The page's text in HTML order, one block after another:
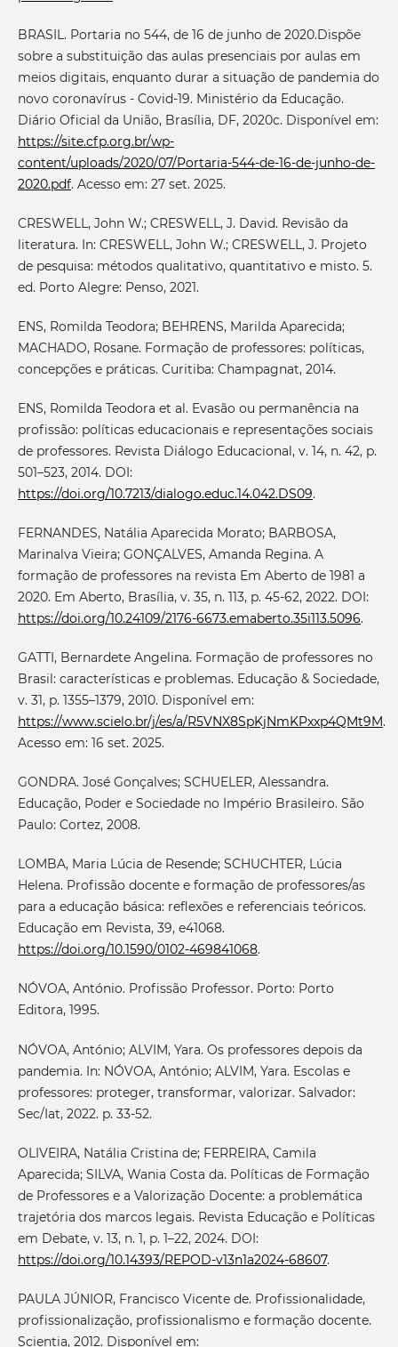
BRASIL. Portaria no 544, de 16 de junho de 2020.Dispõe
sobre a substituição das aulas presenciais por aulas em
meios digitais, enquanto durar a situação de pandemia do
novo coronavírus - Covid-19. Ministério da Educação.
Diário Oficial da União, Brasília, DF, 2020c. Disponível em:
https://site.cfp.org.br/wp-
content/uploads/2020/07/Portaria-544-de-16-de-junho-de-
2020.pdf. Acesso em: 27 set. 2025.
CRESWELL, John W.; CRESWELL, J. David. Revisão da
literatura. In: CRESWELL, John W.; CRESWELL, J. Projeto
de pesquisa: métodos qualitativo, quantitativo e misto. 5.
ed. Porto Alegre: Penso, 2021.
ENS, Romilda Teodora; BEHRENS, Marilda Aparecida;
MACHADO, Rosane. Formação de professores: políticas,
concepções e práticas. Curitiba: Champagnat, 2014.
ENS, Romilda Teodora et al. Evasão ou permanência na
profissão: políticas educacionais e representações sociais
de professores. Revista Diálogo Educacional, v. 14, n. 42, p.
501–523, 2014. DOI:
https://doi.org/10.7213/dialogo.educ.14.042.DS09.
FERNANDES, Natália Aparecida Morato; BARBOSA,
Marinalva Vieira; GONÇALVES, Amanda Regina. A
formação de professores na revista Em Aberto de 1981 a
2020. Em Aberto, Brasília, v. 35, n. 113, p. 45-62, 2022. DOI:
https://doi.org/10.24109/2176-6673.emaberto.35i113.5096.
GATTI, Bernardete Angelina. Formação de professores no
Brasil: características e problemas. Educação & Sociedade,
v. 31, p. 1355–1379, 2010. Disponível em:
https://www.scielo.br/j/es/a/R5VNX8SpKjNmKPxxp4QMt9M.
Acesso em: 16 set. 2025.
GONDRA. José Gonçalves; SCHUELER, Alessandra.
Educação, Poder e Sociedade no Império Brasileiro. São
Paulo: Cortez, 2008.
LOMBA, Maria Lúcia de Resende; SCHUCHTER, Lúcia
Helena. Profissão docente e formação de professores/as
para a educação básica: reflexões e referenciais teóricos.
Educação em Revista, 39, e41068.
https://doi.org/10.1590/0102-469841068.
NÓVOA, António. Profissão Professor. Porto: Porto
Editora, 1995.
NÓVOA, António; ALVIM, Yara. Os professores depois da
pandemia. In: NÓVOA, António; ALVIM, Yara. Escolas e
professores: proteger, transformar, valorizar. Salvador:
Sec/Iat, 2022. p. 33-52.
OLIVEIRA, Natália Cristina de; FERREIRA, Camila
Aparecida; SILVA, Wania Costa da. Políticas de Formação
de Professores e a Valorização Docente: a problemática
trajetória dos marcos legais. Revista Educação e Políticas
em Debate, v. 13, n. 1, p. 1–22, 2024. DOI:
https://doi.org/10.14393/REPOD-v13n1a2024-68607.
PAULA JÚNIOR, Francisco Vicente de. Profissionalidade,
profissionalização, profissionalismo e formação docente.
Scientia, 2012. Disponível em: